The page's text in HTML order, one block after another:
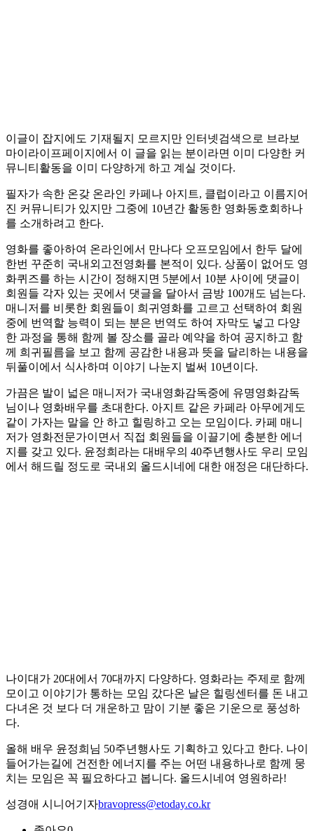
이글이 잡지에도 기재될지 모르지만 인터넷검색으로 브라보
마이라이프페이지에서 이 글을 읽는 분이라면 이미 다양한 커
뮤니티활동을 이미 다양하게 하고 계실 것이다.
필자가 속한 온갖 온라인 카페나 아지트, 클럽이라고 이름지어
진 커뮤니티가 있지만 그중에 10년간 활동한 영화동호회하나
를 소개하려고 한다.
영화를 좋아하여 온라인에서 만나다 오프모임에서 한두 달에
한번 꾸준히 국내외고전영화를 본적이 있다. 상품이 없어도 영
화퀴즈를 하는 시간이 정해지면 5분에서 10분 사이에 댓글이
회원들 각자 있는 곳에서 댓글을 달아서 금방 100개도 넘는다.
매니저를 비롯한 회원들이 희귀영화를 고르고 선택하여 회원
중에 번역할 능력이 되는 분은 번역도 하여 자막도 넣고 다양
한 과정을 통해 함께 볼 장소를 골라 예약을 하여 공지하고 함
께 희귀필름을 보고 함께 공감한 내용과 뜻을 달리하는 내용을
뒤풀이에서 식사하며 이야기 나눈지 벌써 10년이다.
가끔은 발이 넓은 매니저가 국내영화감독중에 유명영화감독
님이나 영화배우를 초대한다. 아지트 같은 카페라 아무에게도
같이 가자는 말을 안 하고 힐링하고 오는 모임이다. 카페 매니
저가 영화전문가이면서 직접 회원들을 이끌기에 충분한 에너
지를 갖고 있다. 윤정희라는 대배우의 40주년행사도 우리 모임
에서 해드릴 정도로 국내외 올드시네에 대한 애정은 대단하다.
나이대가 20대에서 70대까지 다양하다. 영화라는 주제로 함께
모이고 이야기가 통하는 모임 갔다온 날은 힐링센터를 돈 내고
다녀온 것 보다 더 개운하고 맘이 기분 좋은 기운으로 풍성하
다.
올해 배우 윤정희님 50주년행사도 기획하고 있다고 한다. 나이
들어가는길에 건전한 에너지를 주는 어떤 내용하나로 함께 뭉
치는 모임은 꼭 필요하다고 봅니다. 올드시네여 영원하라!
성경애 시니어기자bravopress@etoday.co.kr